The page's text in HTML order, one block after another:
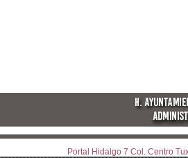
Portal Hidalgo 7 Col. Centro